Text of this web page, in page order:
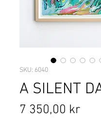
SKU: 6040
A SILENT
7 350,00 krPris